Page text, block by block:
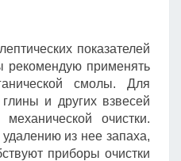
показателей
рекомендую применять
смолы. Для
и других взвесей
очистки.
из нее запаха,
приборы очистки